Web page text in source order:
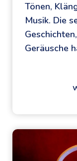
Tönen,
Musik. Die
Geräusche